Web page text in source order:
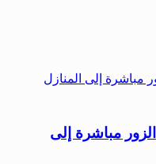
مباشرة إلى